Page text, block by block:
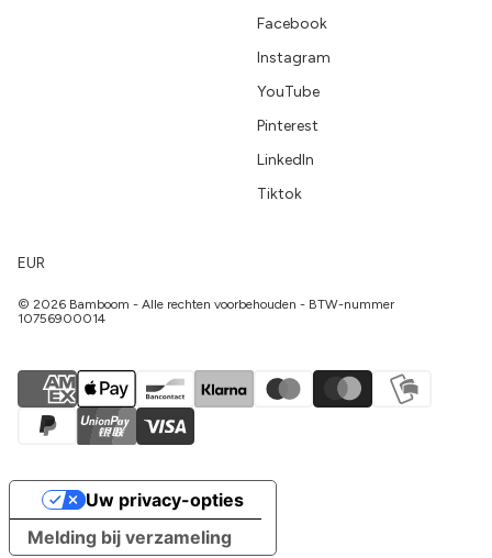
Facebook
Instagram
YouTube
Pinterest
LinkedIn
Tiktok
EUR
© 2026 Bamboom - Alle rechten voorbehouden - BTW-nummer
10756900014
Melding bij verzameling
Uw privacy-opties